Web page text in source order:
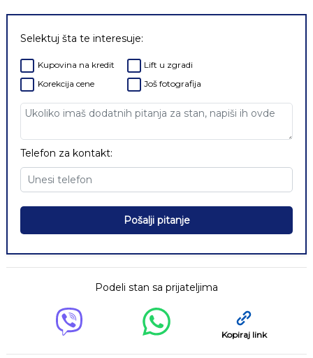
Selektuj šta te interesuje:
Kupovina na kredit
Korekcija cene
Lift u zgradi
Još fotografija
Telefon za kontakt:
Pošalji pitanje
Podeli stan sa prijateljima
Kopiraj link